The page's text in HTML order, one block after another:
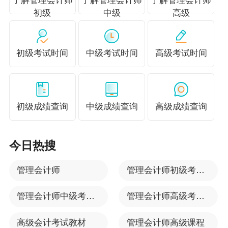
持续发展，需要财务人提供信息支持，学习初级
管理会计师后，根据企业的发展形势对企业的发
做出更加准确的判断，让你在众多竞争者中脱颖
而出!
2. 想转型，没方向的财务人员
如今，随着人工智能的普及，企业对于财务人员
不通了，想要转型，但是又不知从何做起，也没
有较好的工作机会。那么利用空闲时间，考取初
初级
中级
高级
初级考试时间 中级考试时间 高级考试时间
初级成绩查询 中级成绩查询 高级成绩查询
今日热搜
管理会计师 管理会计师初级考试时间
管理会计师中级考试时间 管理会计师高级考试时间
高级会计考试教材 管理会计师高级课程